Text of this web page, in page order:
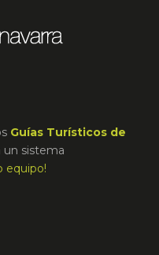
Guías Turísticos de
sistema
equipo!